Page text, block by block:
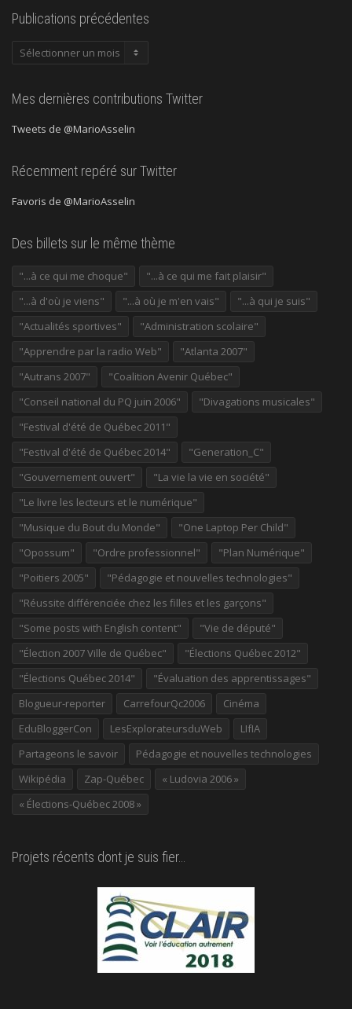
Publications précédentes
Publications
Mes dernières contributions Twitter
Tweets de @MarioAsselin
Récemment repéré sur Twitter
Favoris de @MarioAsselin
Des billets sur le même thème
"...à ce qui me choque"
"...à ce qui me fait plaisir"
"...à d'où je viens"
"...à où je m'en vais"
"...à qui je suis"
"Actualités sportives"
"Administration scolaire"
"Apprendre par la radio Web"
"Atlanta 2007"
"Autrans 2007"
"Coalition Avenir Québec"
"Conseil national du PQ juin 2006"
"Divagations musicales"
"Festival d'été de Québec 2011"
"Festival d'été de Québec 2014"
"Generation_C"
"Gouvernement ouvert"
"La vie la vie en société"
"Le livre les lecteurs et le numérique"
"Musique du Bout du Monde"
"One Laptop Per Child"
"Opossum"
"Ordre professionnel"
"Plan Numérique"
"Poitiers 2005"
"Pédagogie et nouvelles technologies"
"Réussite différenciée chez les filles et les garçons"
"Some posts with English content"
"Vie de député"
"Élection 2007 Ville de Québec"
"Élections Québec 2012"
"Élections Québec 2014"
"Évaluation des apprentissages"
Blogueur-reporter
CarrefourQc2006
Cinéma
EduBloggerCon
LesExplorateursduWeb
LIfIA
Partageons le savoir
Pédagogie et nouvelles technologies
Wikipédia
Zap-Québec
« Ludovia 2006 »
« Élections-Québec 2008 »
Projets récents dont je suis fier…